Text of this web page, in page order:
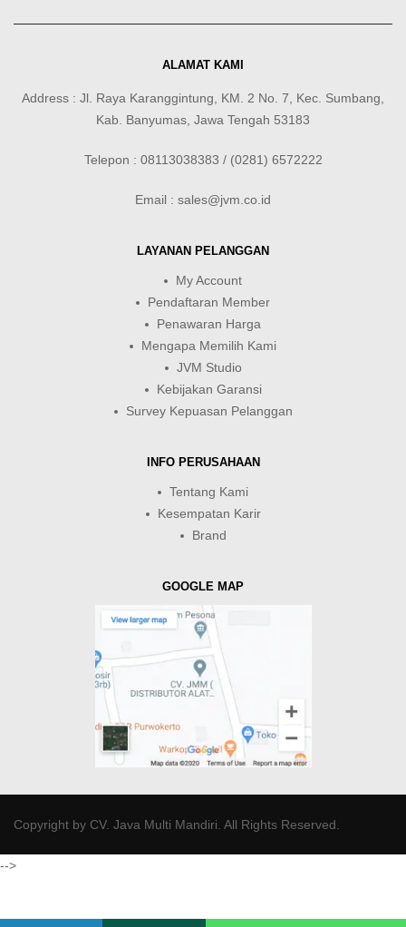
ALAMAT KAMI
Address : Jl. Raya Karanggintung, KM. 2 No. 7, Kec. Sumbang,
Kab. Banyumas, Jawa Tengah 53183
Telepon : 08113038383 / (0281) 6572222
Email : sales@jvm.co.id
LAYANAN PELANGGAN
My Account
Pendaftaran Member
Penawaran Harga
Mengapa Memilih Kami
JVM Studio
Kebijakan Garansi
Survey Kepuasan Pelanggan
INFO PERUSAHAAN
Tentang Kami
Kesempatan Karir
Brand
GOOGLE MAP
Copyright by CV. Java Multi Mandiri. All Rights Reserved.
-->